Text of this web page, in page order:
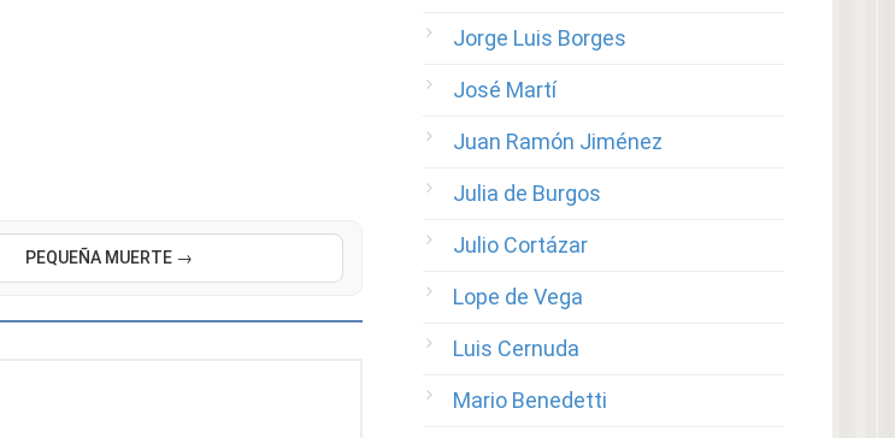
PEQUEÑA MUERTE →
Jorge Luis Borges
José Martí
Juan Ramón Jiménez
Julia de Burgos
Julio Cortázar
Lope de Vega
Luis Cernuda
Mario Benedetti